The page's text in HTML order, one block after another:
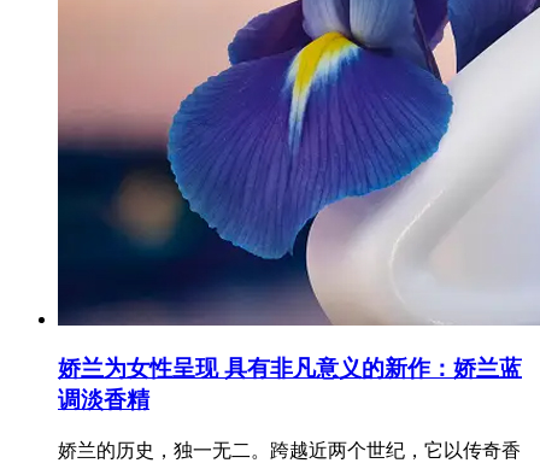
娇兰为女性呈现 具有非凡意义的新作：娇兰蓝
调淡香精
娇兰的历史，独一无二。跨越近两个世纪，它以传奇香